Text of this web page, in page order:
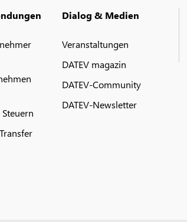
Steuern
Dialog & Medien
Veranstaltungen
DATEV magazin
DATEV-Community
DATEV-Newsletter